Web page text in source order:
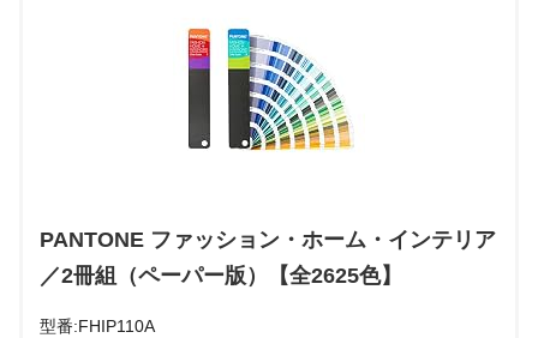
PANTONE ファッション・ホーム・インテリア
／2冊組（ペーパー版）【全2625色】
型番:FHIP110A